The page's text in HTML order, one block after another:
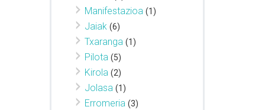
Manifestazioa (1)
Jaiak (6)
Txaranga (1)
Pilota (5)
Kirola (2)
Jolasa (1)
Erromeria (3)